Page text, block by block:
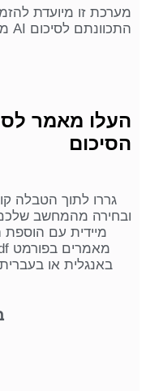
מערכת זו מיועדת
התכוונתם לסיכום AI מיידי?
העלו מאמר
הסיכום
גררו לתוך הטבלה
ובחירה מהמחשב
מיידית עם
באנגלית או